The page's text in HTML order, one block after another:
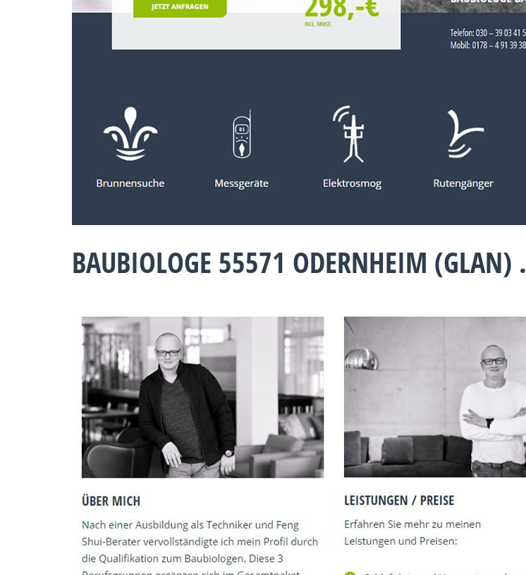
BAUBIOLOGE 55571 ODERNHEIM (GLAN) .